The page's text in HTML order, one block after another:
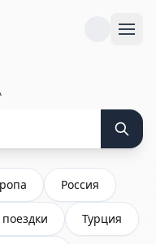
Россия
Турция